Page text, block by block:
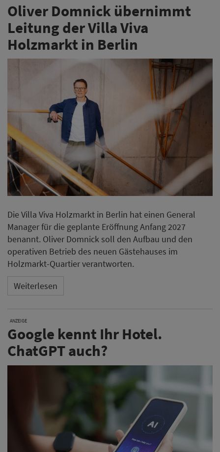
Oliver Domnick übernimmt
Leitung der Villa Viva
Holzmarkt in Berlin
Die Villa Viva Holzmarkt in Berlin hat einen General
Manager für die geplante Eröffnung Anfang 2027
benannt. Oliver Domnick soll den Aufbau und den
operativen Betrieb des neuen Gästehauses im
Holzmarkt-Quartier verantworten.
Weiterlesen
ANZEIGE
Google kennt Ihr Hotel.
ChatGPT auch?